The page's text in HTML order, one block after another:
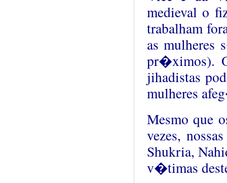
medieval o
trabalham
as mulheres
pr�ximos).
jihadistas
mulheres
Mesmo que
vezes,
Shukria,
v�timas